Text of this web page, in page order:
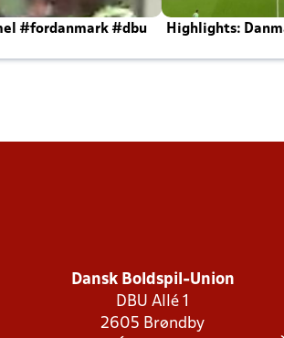
#fordanmark #dbu
Highlights:
Dansk Boldspil-Union
DBU Allé 1
2605 Brøndby